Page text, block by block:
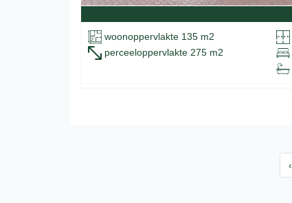
woonoppervlakte 135 m2
perceeloppervlakte 275 m2
‹